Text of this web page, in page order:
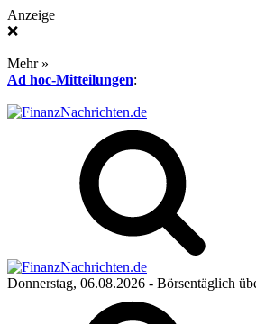
Anzeige
❌
Mehr »
Ad hoc-Mitteilungen:
Donnerstag, 06.08.2026 - Börsentäglich